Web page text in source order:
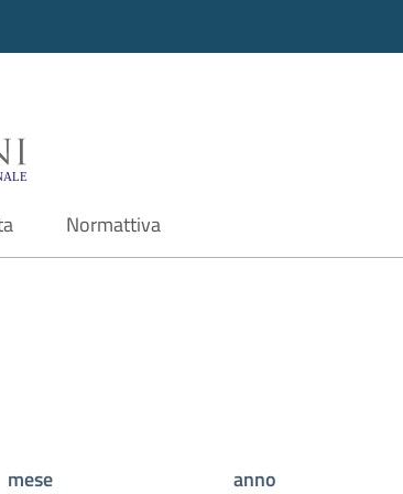
di ricerca
Normattiva
mese
anno